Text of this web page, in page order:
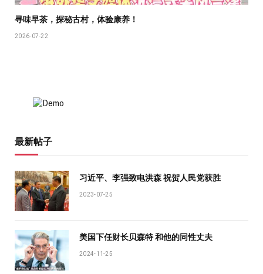
寻味早茶，探秘古村，体验康养！
2026-07-22
最新帖子
习近平、李强致电洪森 祝贺人民党获胜
2023-07-25
美国下任财长贝森特 和他的同性丈夫
2024-11-25